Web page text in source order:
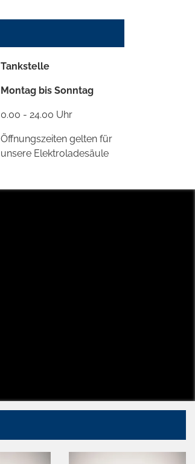
Tankstelle
Montag bis Sonntag
0.00 - 24.00 Uhr
Öffnungszeiten gelten für
unsere Elektroladesäule